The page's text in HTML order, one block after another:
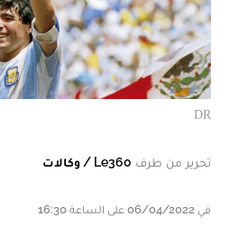
DR
تحرير من طرف Le360 / وكالات
في 06/04/2022 على الساعة 16:30